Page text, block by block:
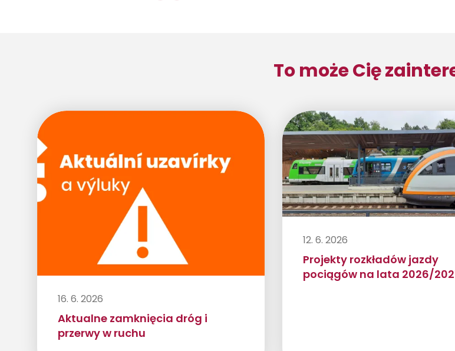
To może Cię
16. 6. 2026
Aktualne zamknięcia dróg i
przerwy w ruchu
12. 6. 2026
Projekty rozkładów jazdy
pociągów na lata 2026/